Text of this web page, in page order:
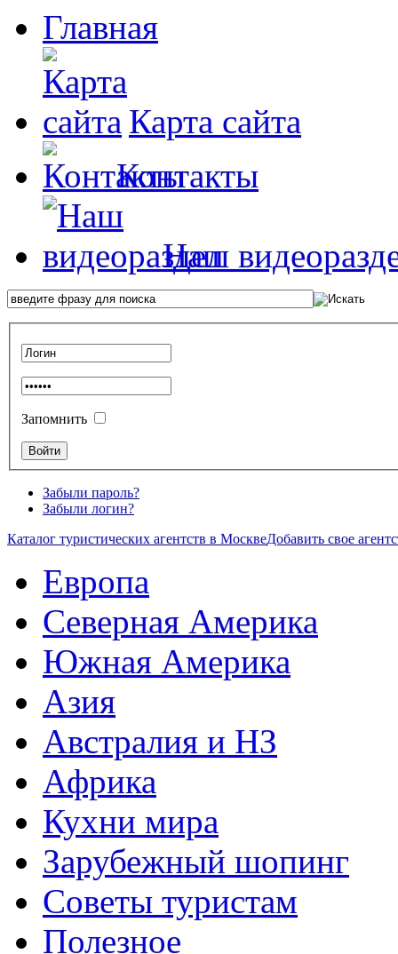
Главная
Карта сайта
Контакты
Наш
Запомнить
Забыли пароль?
Забыли логин?
Каталог туристических агентств в МосквеДобавить свое
Европа
Северная Америка
Южная Америка
Азия
Австралия и НЗ
Африка
Кухни мира
Зарубежный шопинг
Советы туристам
Полезное